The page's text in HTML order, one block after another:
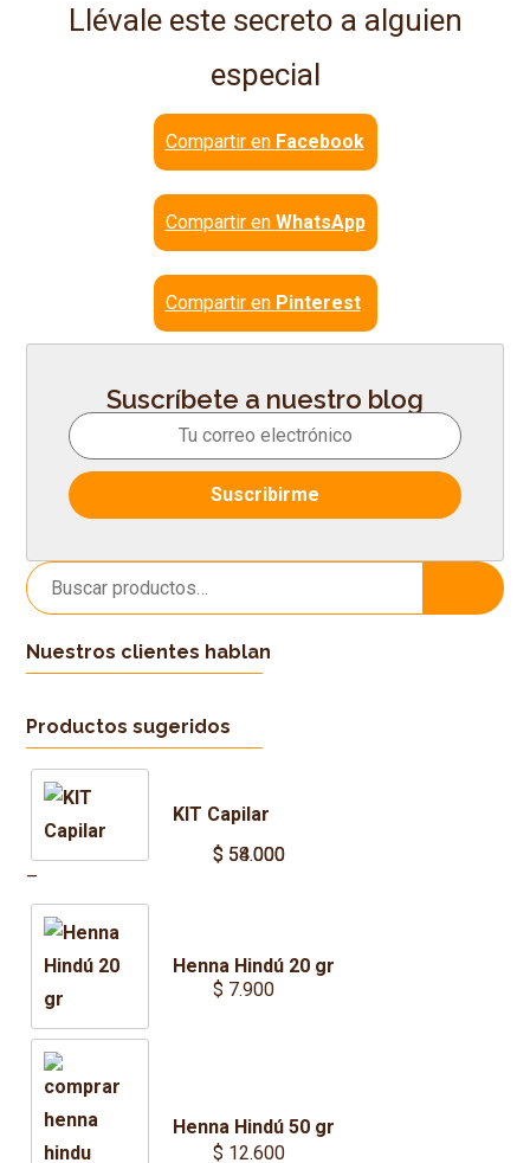
Llévale este secreto a alguien
especial
Compartir en Facebook
Compartir en WhatsApp
Compartir en Pinterest
Suscríbete a nuestro blog
Buscar
por:
Nuestros clientes hablan
Productos sugeridos
KIT Capilar
$54.000
–
$58.000
range:
$ 54.000
through
$ 58.000
Henna Hindú 20 gr
$ 7.900
Henna Hindú 50 gr
$ 12.600